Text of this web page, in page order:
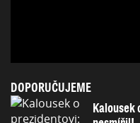
DOPORUČUJEME
Kalousek